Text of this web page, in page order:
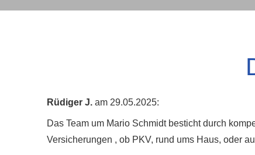
Rüdiger J. am 29.05.2025:
Das Team um Mario Schmidt besticht durch
Versicherungen , ob PKV, rund ums Haus, oder